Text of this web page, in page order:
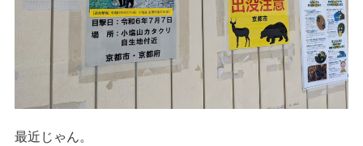
最近じゃん。